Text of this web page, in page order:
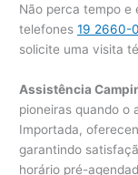
Não perca tempo e
telefones19 2660-
solicite uma visita
Assistência
pioneiras quando o
Importada,
garantindo
horário pré-